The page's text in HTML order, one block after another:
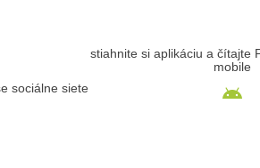
sociálne siete
stiahnite si aplikáciu a čítajte
mobile